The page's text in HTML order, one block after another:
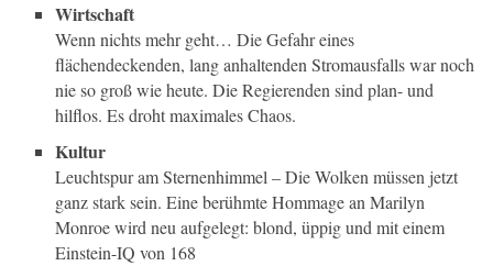
Wirtschaft
Wenn nichts mehr geht… Die Gefahr eines
flächendeckenden, lang anhaltenden Stromausfalls war noch
nie so groß wie heute. Die Regierenden sind plan- und
hilflos. Es droht maximales Chaos.
Kultur
Leuchtspur am Sternenhimmel – Die Wolken müssen jetzt
ganz stark sein. Eine berühmte Hommage an Marilyn
Monroe wird neu aufgelegt: blond, üppig und mit einem
Einstein-IQ von 168